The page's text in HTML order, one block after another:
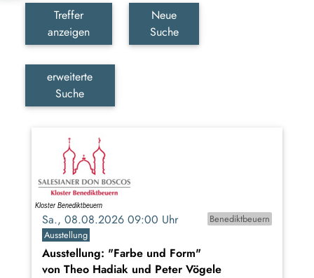
Treffer
anzeigen
Neue
Suche
erweiterte
Suche
Sa., 08.08.2026 09:00 Uhr
Benediktbeuern
Ausstellung
Ausstellung: "Farbe und Form"
von Theo Hadiak und Peter Vögele